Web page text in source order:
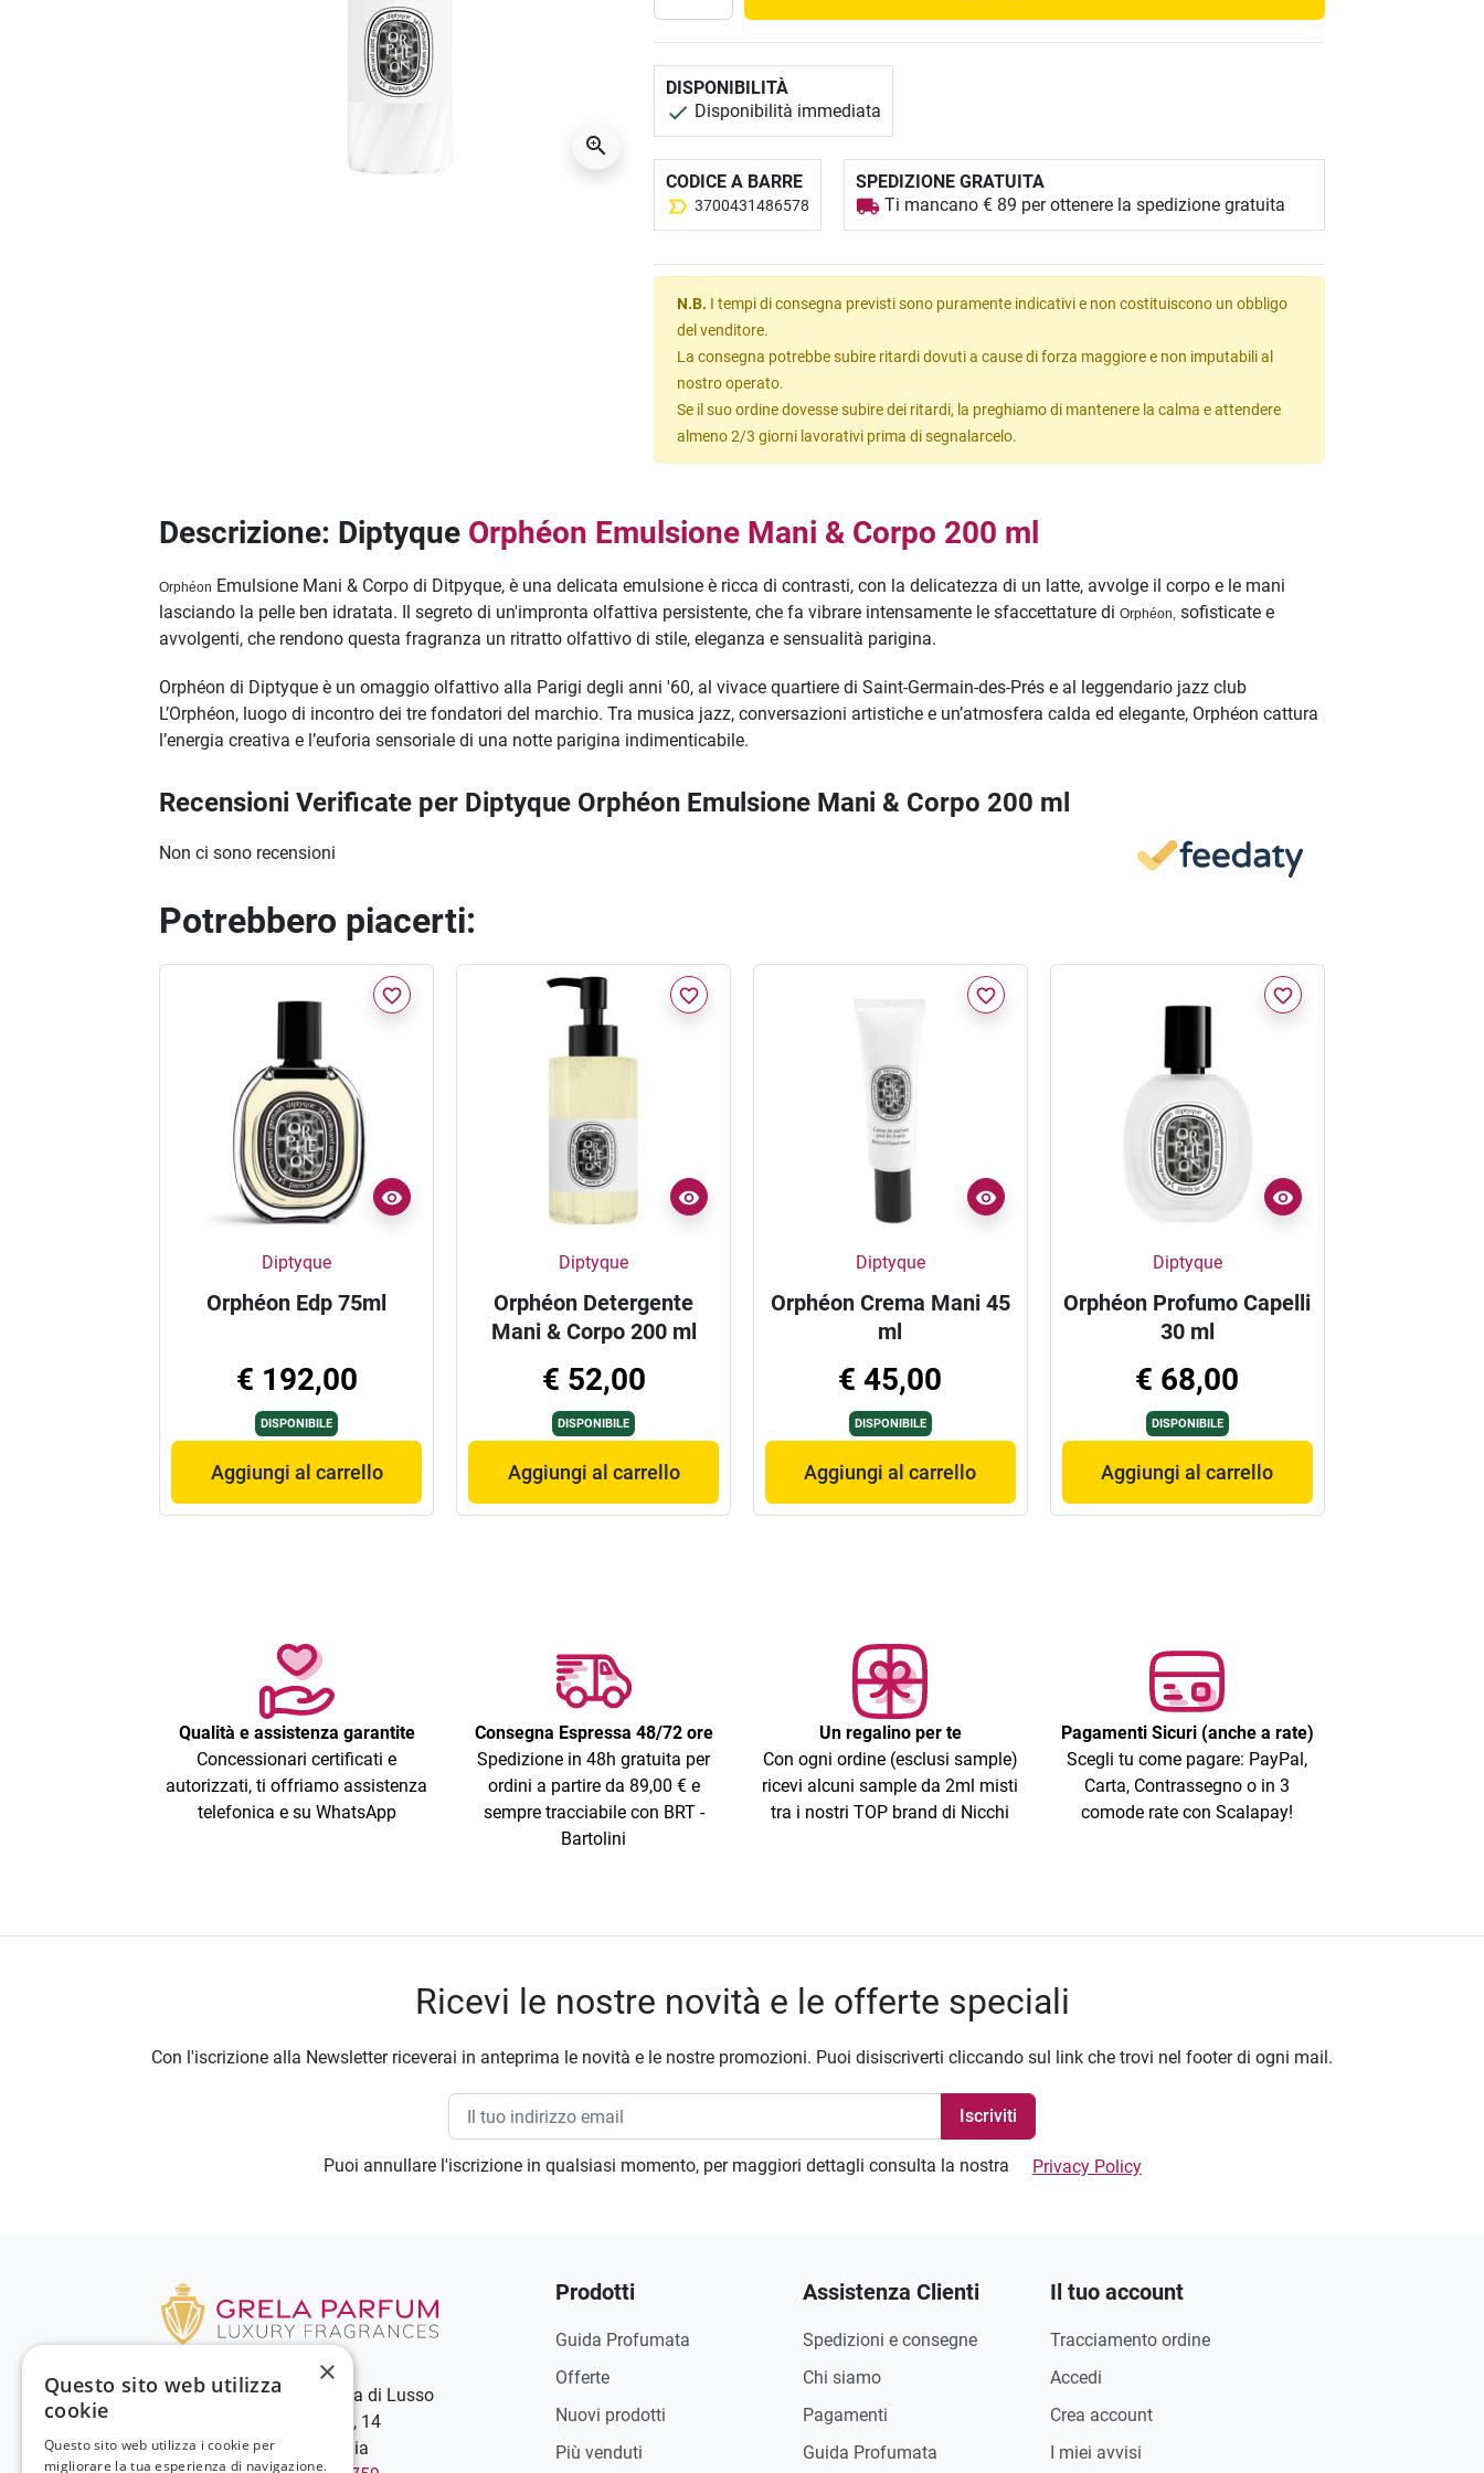
DISPONIBILITÀ
Disponibilità immediata
CODICE A BARRE
3700431486578
SPEDIZIONE GRATUITA
Ti mancano € 89 per ottenere la spedizione gratuita
N.B. I tempi di consegna previsti sono puramente indicativi e non costituiscono un obbligo
del venditore.
La consegna potrebbe subire ritardi dovuti a cause di forza maggiore e non imputabili al
nostro operato.
Se il suo ordine dovesse subire dei ritardi, la preghiamo di mantenere la calma e attendere
almeno 2/3 giorni lavorativi prima di segnalarcelo.
Descrizione: Diptyque Orphéon Emulsione Mani & Corpo 200 ml
Orphéon Emulsione Mani & Corpo di Ditpyque, è una delicata emulsione è ricca di contrasti, con la delicatezza di un latte, avvolge il corpo e le mani
lasciando la pelle ben idratata. Il segreto di un'impronta olfattiva persistente, che fa vibrare intensamente le sfaccettature diOrphéon, sofisticate e
avvolgenti, che rendono questa fragranza un ritratto olfattivo di stile, eleganza e sensualità parigina.
Orphéon di Diptyque è un omaggio olfattivo alla Parigi degli anni '60, al vivace quartiere di Saint-Germain-des-Prés e al leggendario jazz club
L’Orphéon, luogo di incontro dei tre fondatori del marchio. Tra musica jazz, conversazioni artistiche e un’atmosfera calda ed elegante, Orphéon cattura
l’energia creativa e l’euforia sensoriale di una notte parigina indimenticabile.
Recensioni Verificate per Diptyque Orphéon Emulsione Mani & Corpo 200 ml
Non ci sono recensioni
Potrebbero piacerti:
favorite_border
Diptyque
Orphéon Edp 75ml
€ 192,00
DISPONIBILE
Aggiungi al carrello
favorite_border
Diptyque
Orphéon Detergente
Mani & Corpo 200 ml
€ 52,00
DISPONIBILE
Aggiungi al carrello
favorite_border
Diptyque
Orphéon Crema Mani 45
ml
€ 45,00
DISPONIBILE
Aggiungi al carrello
favorite_border
Diptyque
Orphéon Profumo Capelli
30 ml
€ 68,00
DISPONIBILE
Aggiungi al carrello
Qualità e assistenza garantite
Concessionari certificati e
autorizzati, ti offriamo assistenza
telefonica e su WhatsApp
Consegna Espressa 48/72 ore
Spedizione in 48h gratuita per
ordini a partire da 89,00 € e
sempre tracciabile con BRT -
Bartolini
Un regalino per te
Con ogni ordine (esclusi sample)
ricevi alcuni sample da 2ml misti
tra i nostri TOP brand di Nicchi
Pagamenti Sicuri (anche a rate)
Scegli tu come pagare: PayPal,
Carta, Contrassegno o in 3
comode rate con Scalapay!
Ricevi le nostre novità e le offerte speciali
Con l'iscrizione alla Newsletter riceverai in anteprima le novità e le nostre promozioni. Puoi disiscriverti cliccando sul link che trovi nel footer di ogni mail.
Puoi annullare l'iscrizione in qualsiasi momento, per maggiori dettagli consulta la nostra Privacy Policy
Grela Parfum - Profumeria di Lusso
C.so Vittorio Emanuele III, 14
89900 Vibo Valentia - Italia
Prodotti
Guida Profumata
Offerte
Nuovi prodotti
Più venduti
Assistenza Clienti
Spedizioni e consegne
Chi siamo
Pagamenti
Guida Profumata
Il tuo account
Tracciamento ordine
Accedi
Crea account
I miei avvisi
×
Questo sito web utilizza
cookie
Questo sito web utilizza i cookie per
migliorare la tua esperienza di navigazione.